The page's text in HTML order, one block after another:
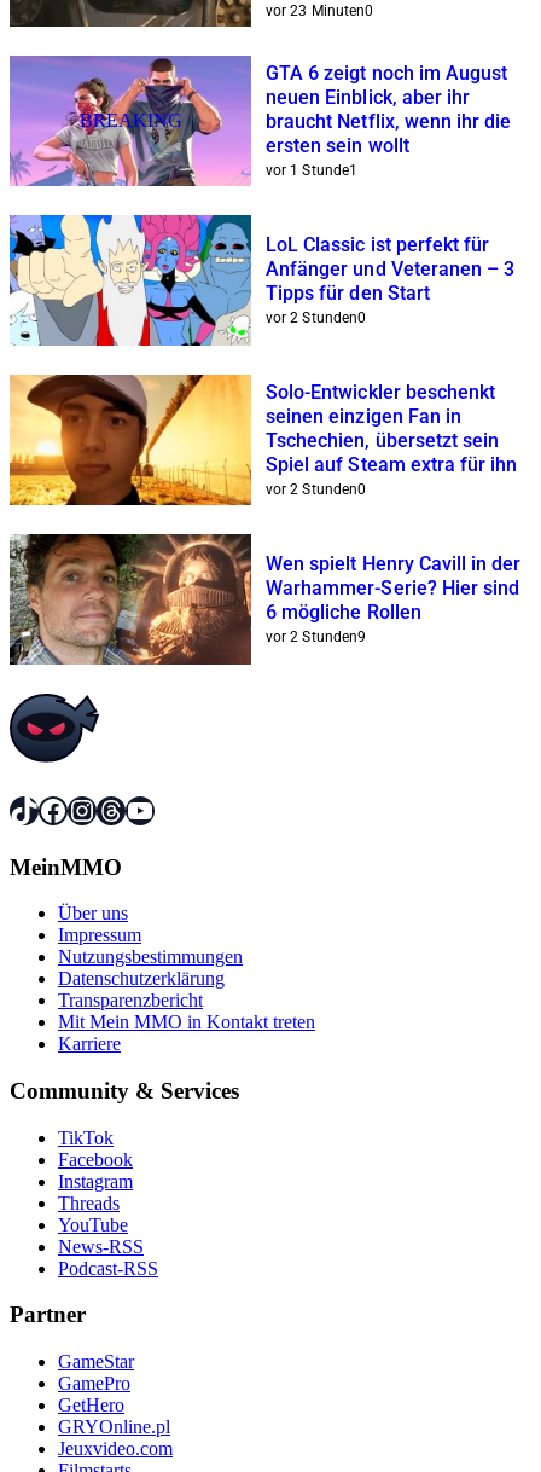
vor 23 Minuten0
BREAKING
GTA 6 zeigt noch im August
neuen Einblick, aber ihr
braucht Netflix, wenn ihr die
ersten sein wollt
vor 1 Stunde1
LoL Classic ist perfekt für
Anfänger und Veteranen – 3
Tipps für den Start
vor 2 Stunden0
Solo-Entwickler beschenkt
seinen einzigen Fan in
Tschechien, übersetzt sein
Spiel auf Steam extra für ihn
vor 2 Stunden0
Wen spielt Henry Cavill in der
Warhammer-Serie? Hier sind
6 mögliche Rollen
vor 2 Stunden9
TikTok
Facebook
Instagram
Threads
YouTube
MeinMMO
Über uns
Impressum
Nutzungsbestimmungen
Datenschutzerklärung
Transparenzbericht
Mit Mein MMO in Kontakt treten
Karriere
Community & Services
TikTok
Facebook
Instagram
Threads
YouTube
News-RSS
Podcast-RSS
Partner
GameStar
GamePro
GetHero
GRYOnline.pl
Jeuxvideo.com